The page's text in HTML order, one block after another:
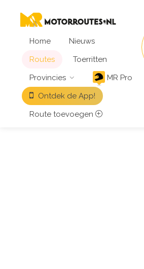
Home
Nieuws
Routes
Toerritten
Provincies
MR Pro
Ontdek de App!
Route toevoegen